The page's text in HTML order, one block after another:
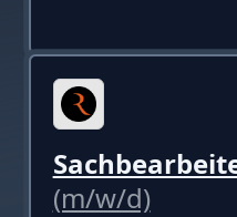
(m/w/d)